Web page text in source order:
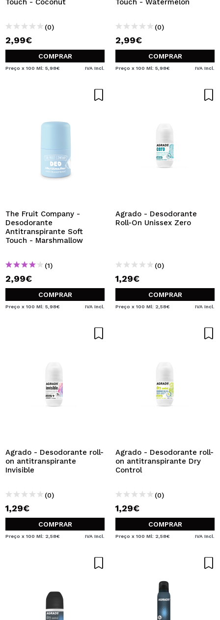
Touch - Coconut
(0)
2,99€
COMPRAR
Preço x 100 Ml: 5,98€ IVA Incl.
Touch - Watermelon
(0)
2,99€
COMPRAR
Preço x 100 Ml: 5,98€ IVA Incl.
The Fruit Company -
Desodorante
Antitranspirante Soft
Touch - Marshmallow
(1)
2,99€
COMPRAR
Preço x 100 Ml: 5,98€ IVA Incl.
Agrado - Desodorante
Roll-On Unissex Zero
(0)
1,29€
COMPRAR
Preço x 100 Ml: 2,58€ IVA Incl.
Agrado - Desodorante roll-
on antitranspirante
Invisible
(0)
1,29€
COMPRAR
Preço x 100 Ml: 2,58€ IVA Incl.
Agrado - Desodorante roll-
on antitranspirante Dry
Control
(0)
1,29€
COMPRAR
Preço x 100 Ml: 2,58€ IVA Incl.